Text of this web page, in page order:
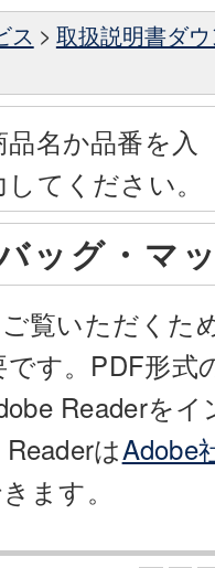
ス > 取扱説明書ダ
品名か品番を入
してください。
ッグ・マ
覧いただくた
です。PDF形
Readerを
はAdobe
ます。